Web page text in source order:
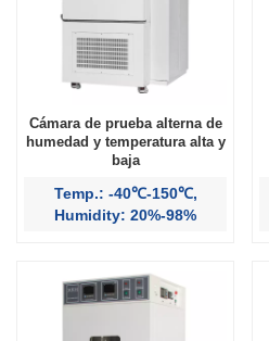
Cámara de prueba alterna de
humedad y temperatura alta y
baja
Temp.: -40℃-150℃,
Humidity: 20%-98%